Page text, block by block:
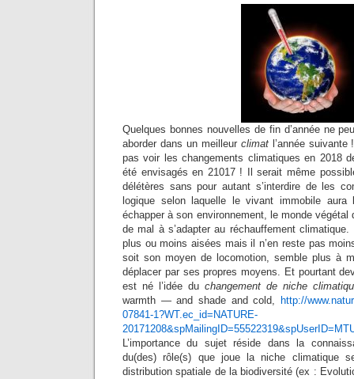
Quelques bonnes nouvelles de fin d’année ne
aborder dans un meilleur climatl’année suivante
pas voir les changements climatiques en 2018
été envisagés en 21017 ! Il serait même
délétères sans pour autant s’interdire de les
logique selon laquelle le vivant immobile aura
échapper à son environnement, le monde végétal
de mal à s’adapter au réchauffement
plus ou moins aisées mais il n’en reste pas
soit son moyen de locomotion, semble plus à
déplacer par ses propres moyens. Et pourtant
est né l’idée du changement de niche
warmth — and shade and cold,
http://
07841-1?WT.ec_id=NATURE-
L’importance du sujet réside dans la
du(des) rôle(s) que joue la niche climatique
distribution spatiale de la biodiversité (ex :